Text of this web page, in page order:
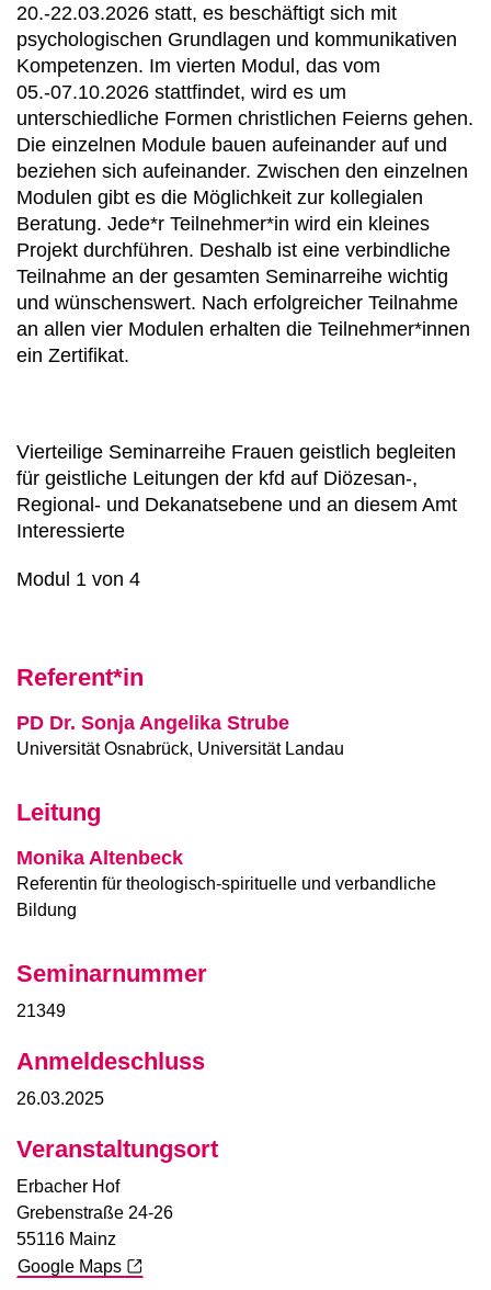
20.-22.03.2026 statt, es beschäftigt sich mit
psychologischen Grundlagen und kommunikativen
Kompetenzen. Im vierten Modul, das vom
05.-07.10.2026 stattfindet, wird es um
unterschiedliche Formen christlichen Feierns gehen.
Die einzelnen Module bauen aufeinander auf und
beziehen sich aufeinander. Zwischen den einzelnen
Modulen gibt es die Möglichkeit zur kollegialen
Beratung. Jede*r Teilnehmer*in wird ein kleines
Projekt durchführen. Deshalb ist eine verbindliche
Teilnahme an der gesamten Seminarreihe wichtig
und wünschenswert. Nach erfolgreicher Teilnahme
an allen vier Modulen erhalten die Teilnehmer*innen
ein Zertifikat.
Vierteilige Seminarreihe Frauen geistlich begleiten
für geistliche Leitungen der kfd auf Diözesan-,
Regional- und Dekanatsebene und an diesem Amt
Interessierte
Modul 1 von 4
Referent*in
PD Dr. Sonja Angelika Strube
Universität Osnabrück, Universität Landau
Leitung
Monika Altenbeck
Referentin für theologisch-spirituelle und verbandliche
Bildung
Seminarnummer
21349
Anmeldeschluss
26.03.2025
Veranstaltungsort
Erbacher Hof
Grebenstraße 24-26
55116 Mainz
Google Maps